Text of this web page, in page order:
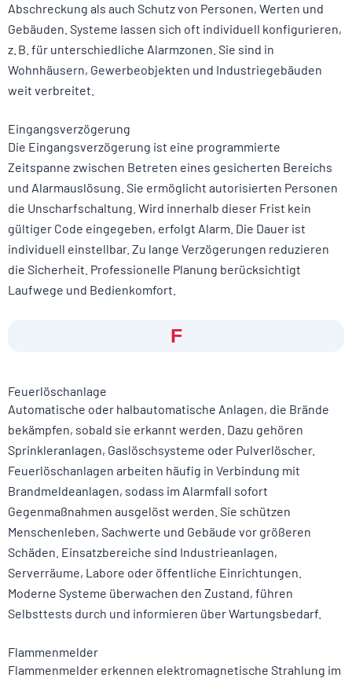
Abschreckung als auch Schutz von Personen, Werten und
Gebäuden. Systeme lassen sich oft individuell konfigurieren,
z. B. für unterschiedliche Alarmzonen. Sie sind in
Wohnhäusern, Gewerbeobjekten und Industriegebäuden
weit verbreitet.
Eingangsverzögerung
Die Eingangsverzögerung ist eine programmierte
Zeitspanne zwischen Betreten eines gesicherten Bereichs
und Alarmauslösung. Sie ermöglicht autorisierten Personen
die Unscharfschaltung. Wird innerhalb dieser Frist kein
gültiger Code eingegeben, erfolgt Alarm. Die Dauer ist
individuell einstellbar. Zu lange Verzögerungen reduzieren
die Sicherheit. Professionelle Planung berücksichtigt
Laufwege und Bedienkomfort.
F
Feuerlöschanlage
Automatische oder halbautomatische Anlagen, die Brände
bekämpfen, sobald sie erkannt werden. Dazu gehören
Sprinkleranlagen, Gaslöschsysteme oder Pulverlöscher.
Feuerlöschanlagen arbeiten häufig in Verbindung mit
Brandmeldeanlagen, sodass im Alarmfall sofort
Gegenmaßnahmen ausgelöst werden. Sie schützen
Menschenleben, Sachwerte und Gebäude vor größeren
Schäden. Einsatzbereiche sind Industrieanlagen,
Serverräume, Labore oder öffentliche Einrichtungen.
Moderne Systeme überwachen den Zustand, führen
Selbsttests durch und informieren über Wartungsbedarf.
Flammenmelder
Flammenmelder erkennen elektromagnetische Strahlung im